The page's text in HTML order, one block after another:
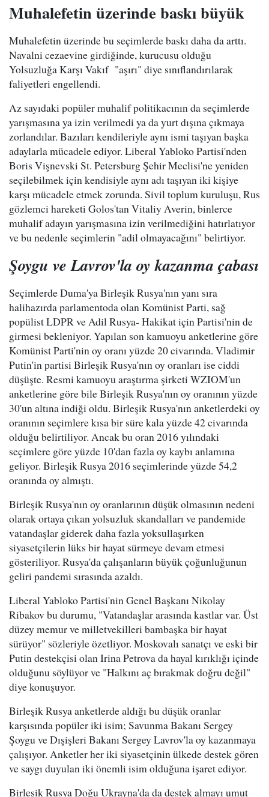
Muhalefetin üzerinde baskı büyük
Muhalefetin üzerinde bu seçimlerde baskı daha da arttı.
Navalni cezaevine girdiğinde, kurucusu olduğu
Yolsuzluğa Karşı Vakıf "aşırı" diye sınıflandırılarak
faliyetleri engellendi.
Az sayıdaki popüler muhalif politikacının da seçimlerde
yarışmasına ya izin verilmedi ya da yurt dışına çıkmaya
zorlandılar. Bazıları kendileriyle aynı ismi taşıyan başka
adaylarla mücadele ediyor. Liberal Yabloko Partisi'nden
Boris Vişnevski St. Petersburg Şehir Meclisi'ne yeniden
seçilebilmek için kendisiyle aynı adı taşıyan iki kişiye
karşı mücadele etmek zorunda. Sivil toplum kuruluşu, Rus
gözlemci hareketi Golos'tan Vitaliy Averin, binlerce
muhalif adayın yarışmasına izin verilmediğini hatırlatıyor
ve bu nedenle seçimlerin "adil olmayacağını" belirtiyor.
Şoygu ve Lavrov'la oy kazanma çabası
Seçimlerde Duma'ya Birleşik Rusya'nın yanı sıra
halihazırda parlamentoda olan Komünist Parti, sağ
popülist LDPR ve Adil Rusya- Hakikat için Partisi'nin de
girmesi bekleniyor. Yapılan son kamuoyu anketlerine göre
Komünist Parti'nin oy oranı yüzde 20 civarında. Vladimir
Putin'in partisi Birleşik Rusya'nın oy oranları ise ciddi
düşüşte. Resmi kamuoyu araştırma şirketi WZIOM'un
anketlerine göre bile Birleşik Rusya'nın oy oranının yüzde
30'un altına indiği oldu. Birleşik Rusya'nın anketlerdeki oy
oranının seçimlere kısa bir süre kala yüzde 42 civarında
olduğu belirtiliyor. Ancak bu oran 2016 yılındaki
seçimlere göre yüzde 10'dan fazla oy kaybı anlamına
geliyor. Birleşik Rusya 2016 seçimlerinde yüzde 54,2
oranında oy almıştı.
Birleşik Rusya'nın oy oranlarının düşük olmasının nedeni
olarak ortaya çıkan yolsuzluk skandalları ve pandemide
vatandaşlar giderek daha fazla yoksullaşırken
siyasetçilerin lüks bir hayat sürmeye devam etmesi
gösteriliyor. Rusya'da çalışanların büyük çoğunluğunun
geliri pandemi sırasında azaldı.
Liberal Yabloko Partisi'nin Genel Başkanı Nikolay
Ribakov bu durumu, "Vatandaşlar arasında kastlar var. Üst
düzey memur ve milletvekilleri bambaşka bir hayat
sürüyor" sözleriyle özetliyor. Moskovalı sanatçı ve eski bir
Putin destekçisi olan Irina Petrova da hayal kırıklığı içinde
olduğunu söylüyor ve "Halkını aç bırakmak doğru değil"
diye konuşuyor.
Birleşik Rusya anketlerde aldığı bu düşük oranlar
karşısında popüler iki isim; Savunma Bakanı Sergey
Şoygu ve Dışişleri Bakanı Sergey Lavrov'la oy kazanmaya
çalışıyor. Anketler her iki siyasetçinin ülkede destek gören
ve saygı duyulan iki önemli isim olduğuna işaret ediyor.
Birleşik Rusya Doğu Ukrayna'da da destek almayı umut